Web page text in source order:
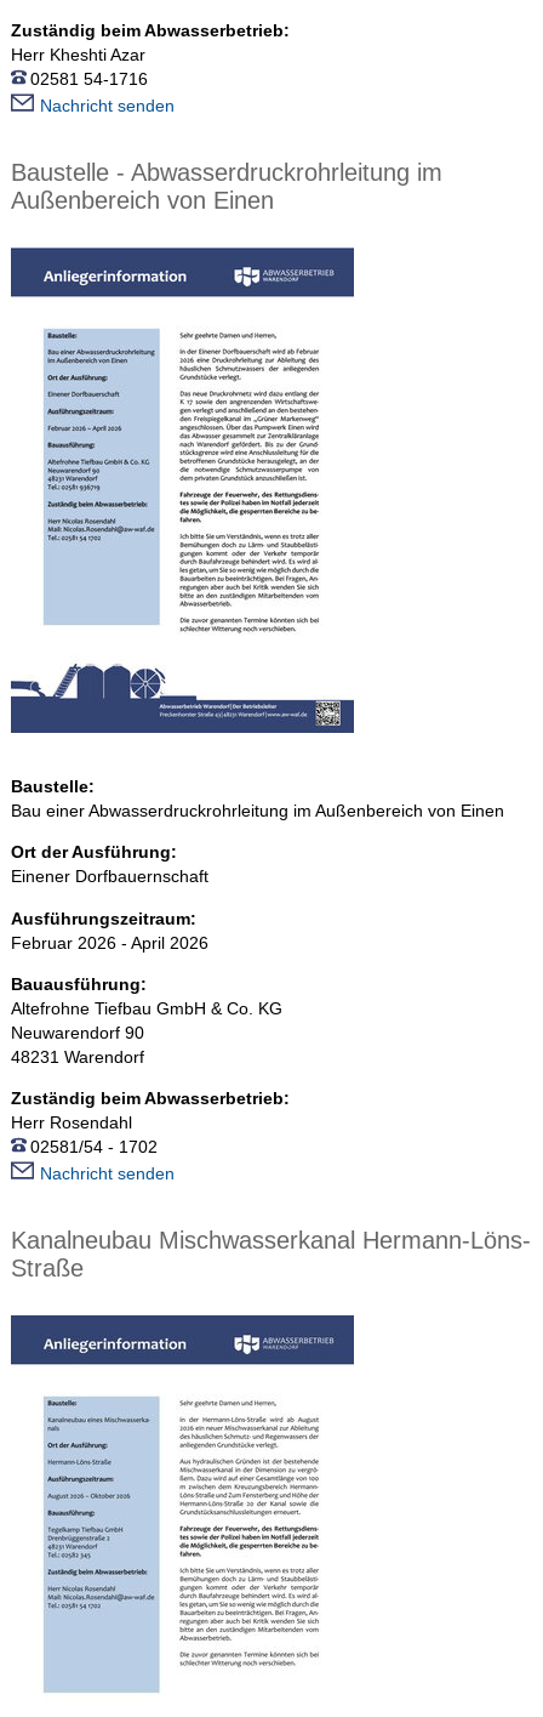
Zuständig beim Abwasserbetrieb:
Herr Kheshti Azar
02581 54-1716
Nachricht senden
Baustelle - Abwasserdruckrohrleitung im
Außenbereich von Einen
Baustelle:
Bau einer Abwasserdruckrohrleitung im Außenbereich von Einen
Ort der Ausführung:
Einener Dorfbauernschaft
Ausführungszeitraum:
Februar 2026 - April 2026
Bauausführung:
Altefrohne Tiefbau GmbH & Co. KG
Neuwarendorf 90
48231 Warendorf
Zuständig beim Abwasserbetrieb:
Herr Rosendahl
02581/54 - 1702
Nachricht senden
Kanalneubau Mischwasserkanal Hermann-Löns-
Straße